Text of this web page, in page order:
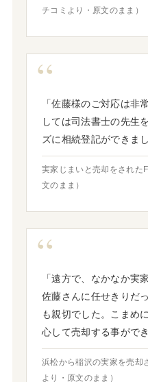
チコミより・原文のまま）
「佐藤様のご対応は非
しては司法書士の先生
ズに相続登記ができまし
実家じまいと売却をされた
文のまま）
「遠方で、なかなか実
佐藤さんに任せきりだ
も親切でした。こまめ
心して売却する事がで
浜松から稲沢の実家を売却
より・原文のまま）